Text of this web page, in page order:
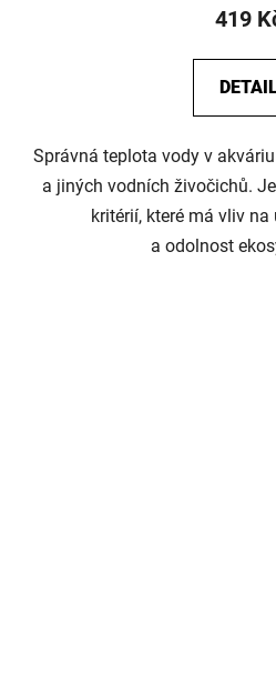
419
Správná teplota vody v
a jiných vodních živočichů.
kritérií, které má vliv
a odolnost